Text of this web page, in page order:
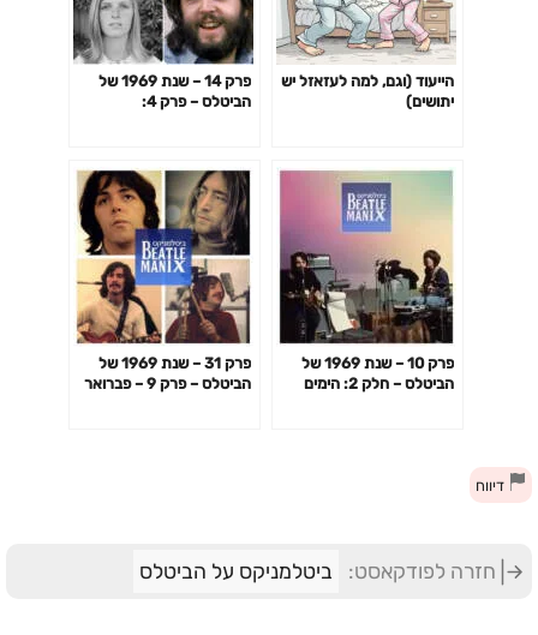
הייעוד (וגם, למה לעזאזל יש
יתושים)
פרק 14 – שנת 1969 של
הביטלס – פרק 4:
פרק 10 – שנת 1969 של
הביטלס – חלק 2: הימים
פרק 31 – שנת 1969 של
הביטלס – פרק 9 – פברואר
דיווח
חזרה לפודקאסט: ביטלמניקס על הביטלס